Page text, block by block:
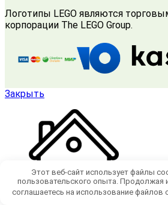
Логотипы LEGO являются
корпорации The LEGO Group.
Закрыть
Главная
Этот веб-сайт использует файлы
пользовательского опыта. Продолжая
соглашаетесь на использование файлов